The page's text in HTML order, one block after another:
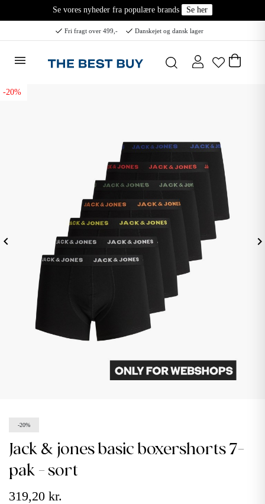
Se vores nyheder fra populære brands Se her
Fri fragt over 499,- Danskejet og dansk lager
-20%
Forrige
-20%
jack & jones basic boxershorts 7-
pak - sort
319,20 kr.